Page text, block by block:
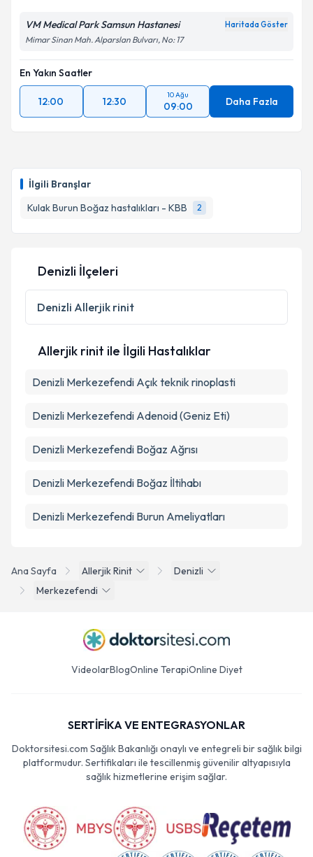
İlgili Branşlar
Kulak Burun Boğaz hastalıkları - KBB
2
VM Medical Park Samsun Hastanesi Haritada Göster
Mimar Sinan Mah. Alparslan Bulvarı, No: 17
En Yakın Saatler
12:00 12:30
10 Ağu
09:00 Daha Fazla
Ana Sayfa Allerjik Rinit
Denizli
Merkezefendi
Denizli İlçeleri
Denizli Allerjik rinit
Allerjik rinit ile İlgili Hastalıklar
Denizli Merkezefendi Açık teknik rinoplasti
Denizli Merkezefendi Adenoid (Geniz Eti)
Denizli Merkezefendi Boğaz Ağrısı
Denizli Merkezefendi Boğaz İltihabı
Denizli Merkezefendi Burun Ameliyatları
VideolarBlogOnline TerapiOnline Diyet
SERTİFİKA VE ENTEGRASYONLAR
Doktorsitesi.com Sağlık Bakanlığı onaylı ve entegreli bir sağlık bilgi
platformudur. Sertifikaları ile tescillenmiş güvenilir altyapısıyla
sağlık hizmetlerine erişim sağlar.